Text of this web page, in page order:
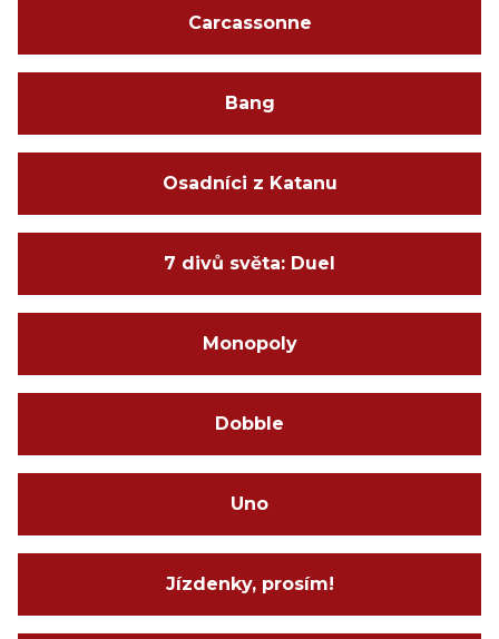
Carcassonne
Bang
Osadníci z Katanu
7 divů světa: Duel
Monopoly
Dobble
Uno
Jízdenky, prosím!